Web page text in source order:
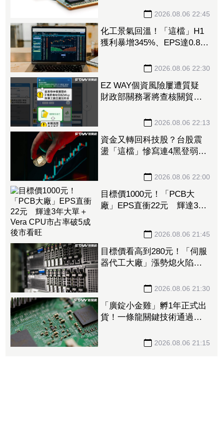
抱回7549萬元 2026.08.06 22:45
化工景氣回溫！「這檔」H1
獲利暴增345%、EPS達0.89
2026.08.06 22:30
EZ WAY個資風險屢遭質疑
財政部關務署將查核關貿公
2026.08.06 22:13
資金又轉回科技股？台股震
盪「這檔」慘寫連4黑登弱勢
2026.08.06 22:00
目標價1000元！「PCB大
廠」EPS直衝22元 輝達3年
2026.08.06 21:45
目標價看高到280元！「伺服
器代工大廠」漲勢熄火陷連2
張、抽回21億元2026.08.06 21:30
「廣錠小金雞」孵1年正式出
貨！一條龍關鍵技術通過驗
2026.08.06 21:15